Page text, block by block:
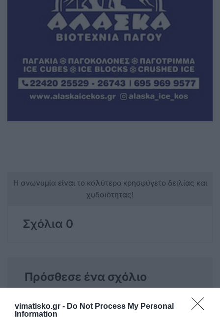
vimatisko.gr - Do Not Process My Personal
Information
Η ανωνυμία είναι το καλύτερο κρησφύγετο δειλίας και
χυδαιότητας!
Σχόλια 0
Πρόσθεσε ένα σχόλιο